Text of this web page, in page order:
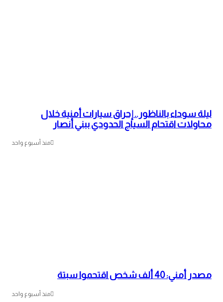
ليلة سوداء بالناظور.. إحراق سيارات أمنية خلال
محاولات اقتحام السياج الحدودي ببني أنصار
منذ أسبوع واحد
مصدر أمني: 40 ألف شخص اقتحموا سبتة
منذ أسبوع واحد